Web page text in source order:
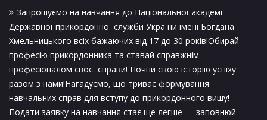
Запрошуємо на навчання до Національної академії
Державної прикордонної служби України імені Богдана
Хмельницького всіх бажаючих від 17 до 30 років!Обирай
професію прикордонника та ставай справжнім
професіоналом своєї справи! Почни свою історію успіху
разом з нами!Нагадуємо, що триває формування
навчальних справ для вступу до прикордонного вишу!
Подати заявку на навчання стає ще легше — заповнюй